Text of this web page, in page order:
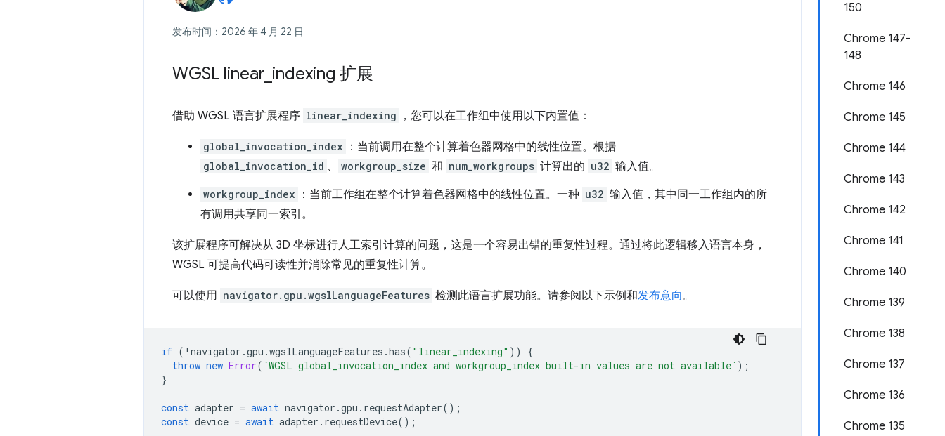
150
Chrome 147-
148
Chrome 146
Chrome 145
Chrome 144
Chrome 143
Chrome 142
Chrome 141
Chrome 140
Chrome 139
Chrome 138
Chrome 137
Chrome 136
Chrome 135
发布时间：2026 年 4 月 22 日
WGSL linear indexing 扩展
借助 WGSL 语言扩展程序 linear_indexing ，您可以在工作组中使用以下内置值：
global_invocation_index ：当前调用在整个计算着色器网格中的线性位置。根据
global_invocation_id 、 workgroup_size 和 num_workgroups 计算出的 u32 输入值。
workgroup_index ：当前工作组在整个计算着色器网格中的线性位置。一种 u32 输入值，其中同一工作组内的所
有调用共享同一索引。
该扩展程序可解决从 3D 坐标进行人工索引计算的问题，这是一个容易出错的重复性过程。通过将此逻辑移入语言本身，
WGSL 可提高代码可读性并消除常见的重复性计算。
可以使用 navigator.gpu.wgslLanguageFeatures 检测此语言扩展功能。请参阅以下示例和发布意向。
if ( ! navigator .gpu .wgslLanguageFeatures .has( "linear_indexing" ))
{
throw new Error( `WGSL global_invocation_index and workgroup_index built-in values are not available` );
}
const adapter = await navigator .gpu . requestAdapter();
const device = await adapter . requestDevice();